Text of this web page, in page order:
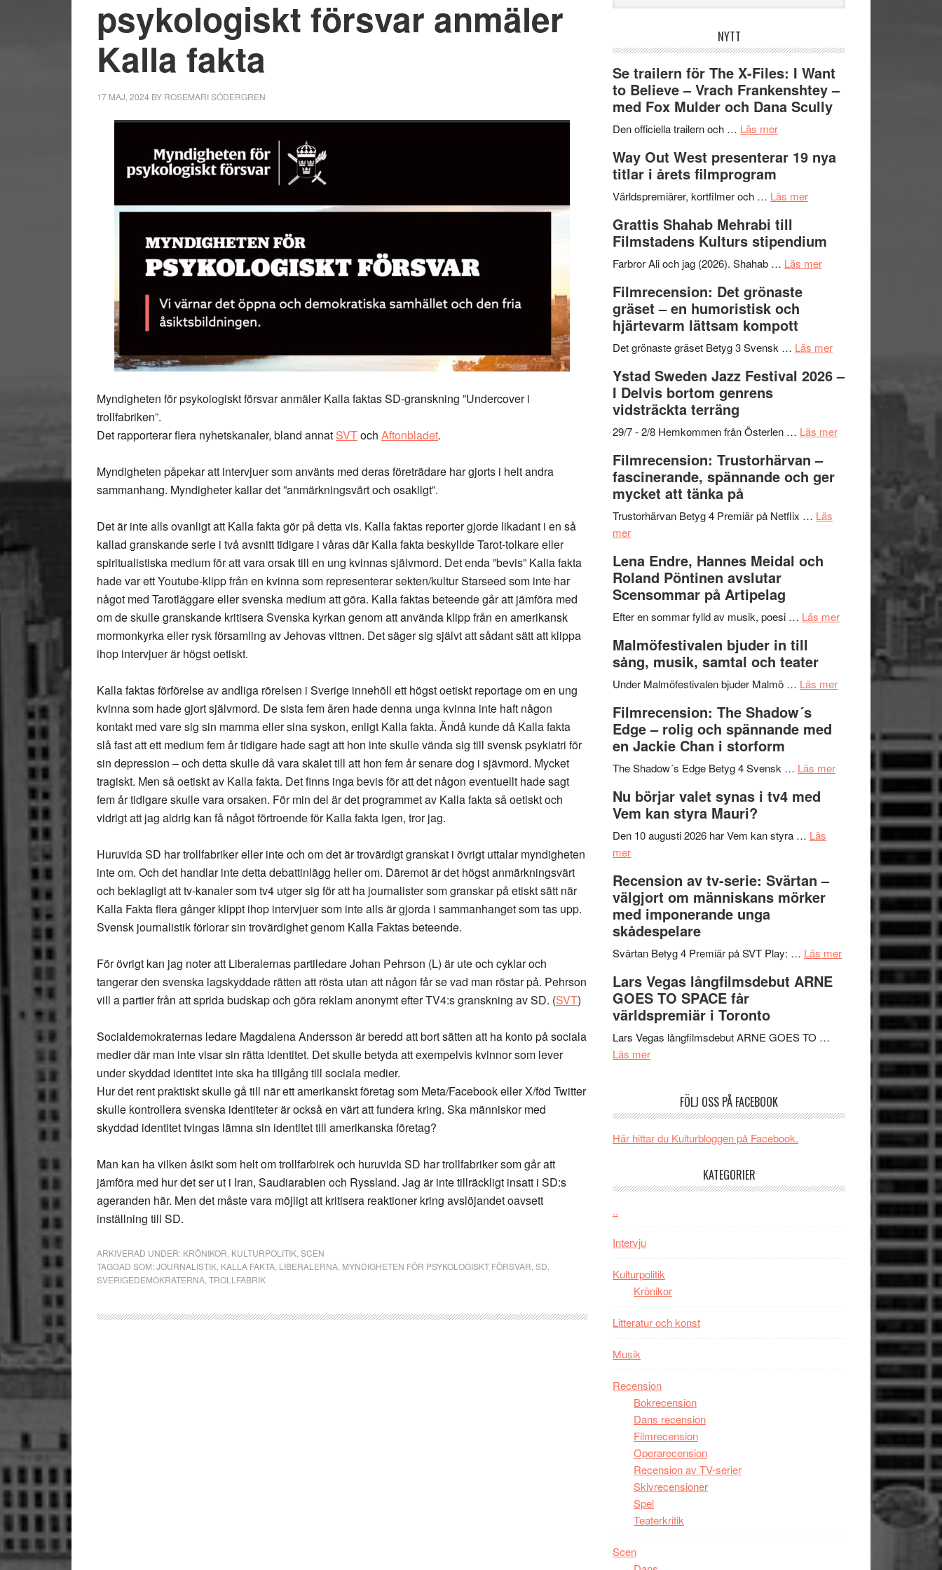
psykologiskt försvar anmäler
Kalla fakta
17 MAJ, 2024 BY ROSEMARI SÖDERGREN
Myndigheten för psykologiskt försvar anmäler Kalla faktas SD-granskning ”Undercover i
trollfabriken”.
Det rapporterar flera nyhetskanaler, bland annat SVToch Aftonbladet.
Myndigheten påpekar att intervjuer som använts med deras företrädare har gjorts i helt andra
sammanhang. Myndigheter kallar det ”anmärkningsvärt och osakligt”.
Det är inte alls ovanligt att Kalla fakta gör på detta vis. Kalla faktas reporter gjorde likadant i en så
kallad granskande serie i två avsnitt tidigare i våras där Kalla fakta beskyllde Tarot-tolkare eller
spiritualistiska medium för att vara orsak till en ung kvinnas självmord. Det enda ”bevis” Kalla fakta
hade var ett Youtube-klipp från en kvinna som representerar sekten/kultur Starseed som inte har
något med Tarotläggare eller svenska medium att göra. Kalla faktas beteende går att jämföra med
om de skulle granskande kritisera Svenska kyrkan genom att använda klipp från en amerikansk
mormonkyrka eller rysk församling av Jehovas vittnen. Det säger sig självt att sådant sätt att klippa
ihop intervjuer är högst oetiskt.
Kalla faktas förförelse av andliga rörelsen i Sverige innehöll ett högst oetiskt reportage om en ung
kvinna som hade gjort självmord. De sista fem åren hade denna unga kvinna inte haft någon
kontakt med vare sig sin mamma eller sina syskon, enligt Kalla fakta. Ändå kunde då Kalla fakta
slå fast att ett medium fem år tidigare hade sagt att hon inte skulle vända sig till svensk psykiatri för
sin depression – och detta skulle då vara skälet till att hon fem år senare dog i sjävmord. Mycket
tragiskt. Men så oetiskt av Kalla fakta. Det finns inga bevis för att det någon eventuellt hade sagt
fem år tidigare skulle vara orsaken. För min del är det programmet av Kalla fakta så oetiskt och
vidrigt att jag aldrig kan få något förtroende för Kalla fakta igen, tror jag.
Huruvida SD har trollfabriker eller inte och om det är trovärdigt granskat i övrigt uttalar myndigheten
inte om. Och det handlar inte detta debattinlägg heller om. Däremot är det högst anmärkningsvärt
och beklagligt att tv-kanaler som tv4 utger sig för att ha journalister som granskar på etiskt sätt när
Kalla Fakta flera gånger klippt ihop intervjuer som inte alls är gjorda i sammanhanget som tas upp.
Svensk journalistik förlorar sin trovärdighet genom Kalla Faktas beteende.
För övrigt kan jag noter att Liberalernas partiledare Johan Pehrson (L) är ute och cyklar och
tangerar den svenska lagskyddade rätten att rösta utan att någon får se vad man röstar på. Pehrson
vill a partier från att sprida budskap och göra reklam anonymt efter TV4:s granskning av SD. (SVT)
Socialdemokraternas ledare Magdalena Andersson är beredd att bort sätten att ha konto på sociala
medier där man inte visar sin rätta identitet. Det skulle betyda att exempelvis kvinnor som lever
under skyddad identitet inte ska ha tillgång till sociala medier.
Hur det rent praktiskt skulle gå till när ett amerikanskt företag som Meta/Facebook eller X/föd Twitter
skulle kontrollera svenska identiteter är också en värt att fundera kring. Ska människor med
skyddad identitet tvingas lämna sin identitet till amerikanska företag?
Man kan ha vilken åsikt som helt om trollfarbirek och huruvida SD har trollfabriker som går att
jämföra med hur det ser ut i Iran, Saudiarabien och Ryssland. Jag är inte tillräckligt insatt i SD:s
ageranden här. Men det måste vara möjligt att kritisera reaktioner kring avslöjandet oavsett
inställning till SD.
ARKIVERAD UNDER: KRÖNIKOR KULTURPOLITIK SCEN
TAGGAD SOM:JOURNALISTIK KALLA FAKTA LIBERALERNA MYNDIGHETEN FÖR PSYKOLOGISKT FÖRSVAR SD
SVERIGEDEMOKRATERNA TROLLFABRIK
webbplatsen
NYTT
Se trailern för The X-Files: I Want
to Believe – Vrach Frankenshtey –
med Fox Mulder och Dana Scully
Den officiella trailern och … Läs merom
trailern
The
Files:
I
Want
Believe
–
Vrach
Frankenshtey
med
och
Scully
Way Out West presenterar 19 nya
titlar i årets filmprogram
Världspremiärer, kortfilmer och … Läs merom
West
presenterar
årets
Grattis Shahab Mehrabi till
Filmstadens Kulturs stipendium
Farbror Ali och jag (2026). Shahab … Läs merom
Filmstadens
stipendium
Filmrecension: Det grönaste
gräset – en humoristisk och
hjärtevarm lättsam kompott
Det grönaste gräset Betyg 3 Svensk … Läs merom
Det
–
och
Ystad Sweden Jazz Festival 2026 –
I Delvis bortom genrens
vidsträckta terräng
29/7 - 2/8 Hemkommen från Österlen … Läs merom
vidsträckta
Filmrecension: Trustorhärvan –
fascinerande, spännande och ger
mycket att tänka på
Trustorhärvan Betyg 4 Premiär på Netflix … Läs
merom
Trustorhärvan
–
fascinerande,
spännande
ger
mycket
att
på
Lena Endre, Hannes Meidal och
Roland Pöntinen avslutar
Scensommar på Artipelag
Efter en sommar fylld av musik, poesi … Läs merom
Pöntinen
avslutar
Scensommar
Artipelag
Malmöfestivalen bjuder in till
sång, musik, samtal och teater
Under Malmöfestivalen bjuder Malmö … Läs merom
Filmrecension: The Shadow´s
Edge – rolig och spännande med
en Jackie Chan i storform
The Shadow´s Edge Betyg 4 Svensk … Läs merom
Filmrecension:
Shadow
spännande
en
storform
Nu börjar valet synas i tv4 med
Vem kan styra Mauri?
Den 10 augusti 2026 har Vem kan styra … Läs
merom
börjar
valet
synas
i
tv4
Vem
kan
styra
Mauri?
Recension av tv-serie: Svärtan –
välgjort om människans mörker
med imponerande unga
skådespelare
Svärtan Betyg 4 Premiär på SVT Play: … Läs merom
Recension
Svärtan
människans
mörker
imponerande
skådespelare
Lars Vegas långfilmsdebut ARNE
GOES TO SPACE får
världspremiär i Toronto
Lars Vegas långfilmsdebut ARNE GOES TO …
Läs merom
långfilmsdebut
ARNE
GOES
får
FÖLJ OSS PÅ FACEBOOK
Här hittar du Kulturbloggen på Facebook.
KATEGORIER
..
Intervju
Kulturpolitik
Krönikor
Litteratur och konst
Musik
Recension
Bokrecension
Dans recension
Filmrecension
Operarecension
Recension av TV-serier
Skivrecensioner
Spel
Teaterkritik
Scen